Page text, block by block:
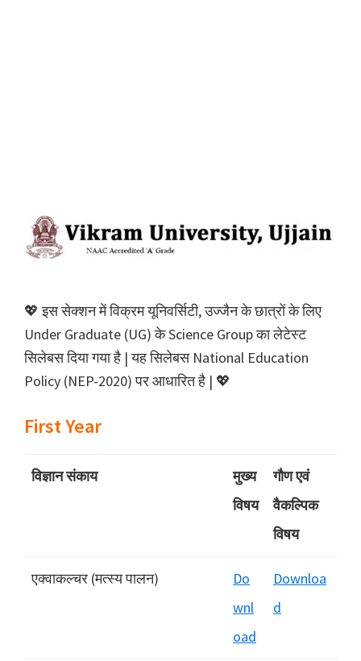
💖 इस सेक्शन में विक्रम यूनिवर्सिटी, उज्जैन के छात्रों के लिए
Under Graduate (UG) के Science Group का लेटेस्ट
सिलेबस दिया गया है | यह सिलेबस National Education
Policy (NEP-2020) पर आधारित है | 💖
First Year
विज्ञान संकाय
मुख्‍य
विषय
गौण एवं
वैकल्पिक
विषय
एक्‍वाकल्‍चर (मत्स्य पालन)
Do
wnl
oad
Downloa
d